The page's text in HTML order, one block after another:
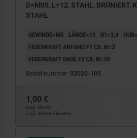
D=M05, L=12, STAHL, BRÜNIERT,
STAHL
GEWINDE=M5 LÄNGE=12 D1=2,4
FEDERKRAFT ANFANG F1 CA. N=3
FEDERKRAFT ENDE F2 CA. N=10
Bestellnummer: 03020-105
1,00 €
zzgl. MwSt.
zzgl. Versandkosten